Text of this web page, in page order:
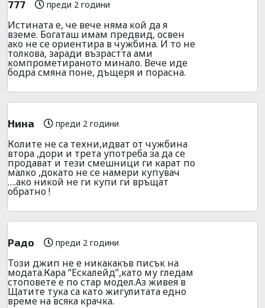
777 преди 2 години
Истината е, че вече няма кой да я
вземе. Богаташ имам предвид, освен
ако не се ориентира в чужбина. И то не
толкова, заради възрастта ами
компрометираното минало. Вече иде
бодра смяна поне, дъщеря и порасна.
Нина преди 2 години
Колите не са техни,идват от чужбина
втора ,дори и трета употреба за да се
продават и тези смешници ги карат по
малко ,докато не се намери купувач
….ако никой не ги купи ги връщат
обратно !
Радо преди 2 години
Този джип не е никакакъв писък на
модата.Кара “Ескалейд”,като му гледам
стоповете е по стар модел.Аз живея в
Щатите тука са като жигулитата едно
време на всяка крачка.